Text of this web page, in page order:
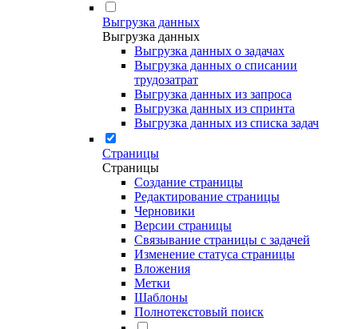
Выгрузка данных
Выгрузка данных
Выгрузка данных о задачах
Выгрузка данных о списании
трудозатрат
Выгрузка данных из запроса
Выгрузка данных из спринта
Выгрузка данных из списка задач
Страницы
Страницы
Создание страницы
Редактирование страницы
Черновики
Версии страницы
Связывание страницы с задачей
Изменение статуса страницы
Вложения
Метки
Шаблоны
Полнотекстовый поиск